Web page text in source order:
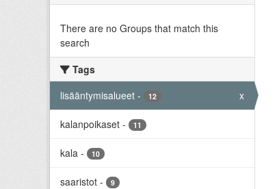
There are no Groups that match this
search
Tags
lisääntymisalueet - 12 x
kalanpoikaset - 11
kala - 10
saaristot - 9